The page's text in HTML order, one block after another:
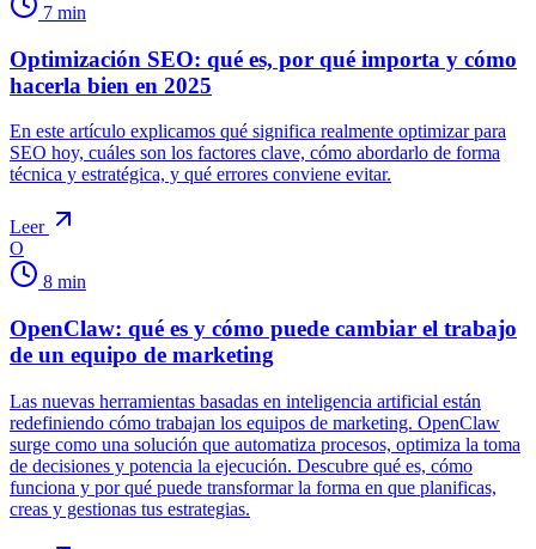
7 min
Optimización SEO: qué es, por qué importa y cómo
hacerla bien en 2025
En este artículo explicamos qué significa realmente optimizar para
SEO hoy, cuáles son los factores clave, cómo abordarlo de forma
técnica y estratégica, y qué errores conviene evitar.
Leer
O
8 min
OpenClaw: qué es y cómo puede cambiar el trabajo
de un equipo de marketing
Las nuevas herramientas basadas en inteligencia artificial están
redefiniendo cómo trabajan los equipos de marketing. OpenClaw
surge como una solución que automatiza procesos, optimiza la toma
de decisiones y potencia la ejecución. Descubre qué es, cómo
funciona y por qué puede transformar la forma en que planificas,
creas y gestionas tus estrategias.